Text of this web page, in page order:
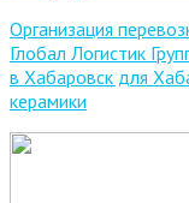
Организация
Глобал Логистик
в Хабаровск для
керамики